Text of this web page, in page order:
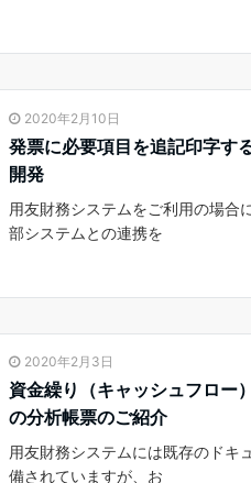
2020年2月10日
発票に必要項目を追記印字す
開発
用友財務システムをご利用の場合
部システムとの連携を
2020年2月3日
資金繰り（キャッシュフロー
の分析帳票のご紹介
用友財務システムには既存のドキ
備されていますが、お